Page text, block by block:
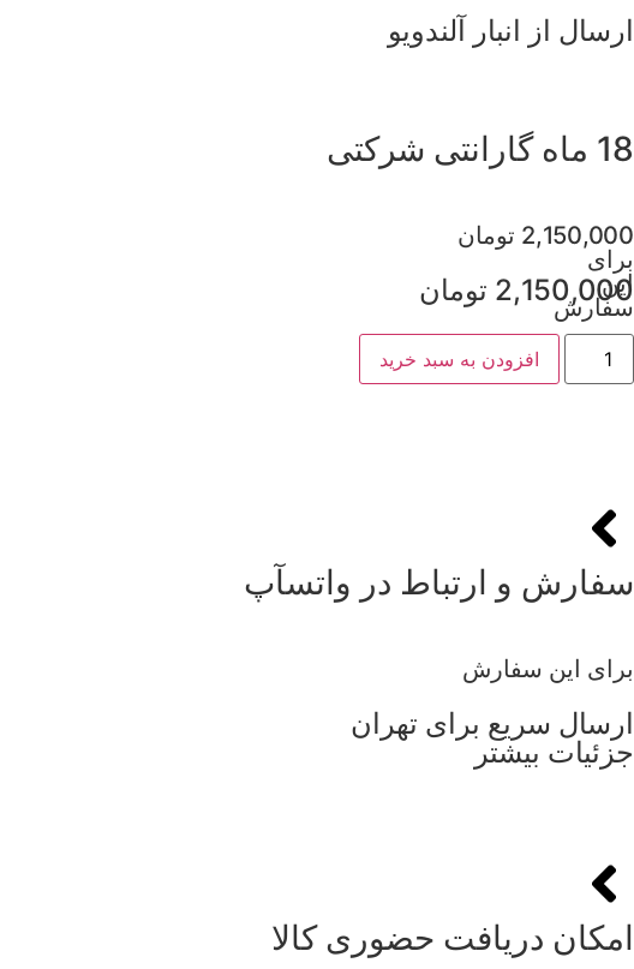
ارسال از انبار آلندویو
18 ماه گارانتی شرکتی
2,150,000 تومان
برای
این
سفارش
2,150,000 تومان
افزودن به سبد خرید
سفارش و ارتباط در واتسآپ
برای این سفارش
ارسال سریع برای تهران
جزئیات بیشتر
امکان دریافت حضوری کالا